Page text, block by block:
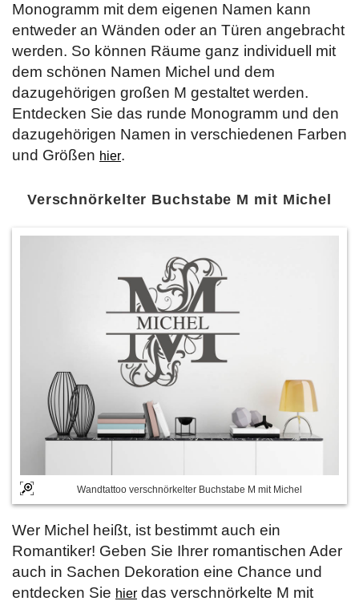
Monogramm mit dem eigenen Namen kann
entweder an Wänden oder an Türen angebracht
werden. So können Räume ganz individuell mit
dem schönen Namen Michel und dem
dazugehörigen großen M gestaltet werden.
Entdecken Sie das runde Monogramm und den
dazugehörigen Namen in verschiedenen Farben
und Größen hier.
Verschnörkelter Buchstabe M mit Michel
Wandtattoo verschnörkelter Buchstabe M mit Michel
Wer Michel heißt, ist bestimmt auch ein
Romantiker! Geben Sie Ihrer romantischen Ader
auch in Sachen Dekoration eine Chance und
entdecken Sie hier das verschnörkelte M mit